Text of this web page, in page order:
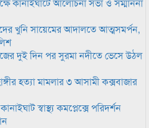
খুনি সায়েমের আদালতে আত্মসমর্পন,
দুই দিন পর সুরমা নদীতে ভেসে উঠল
হত্যা মামলার ৩ আসামী কক্সবাজার
স্বাস্থ্য কমপ্লেক্সে পরিদর্শন